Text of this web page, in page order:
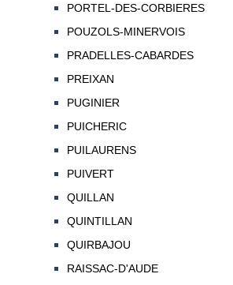
PORTEL-DES-CORBIERES
POUZOLS-MINERVOIS
PRADELLES-CABARDES
PREIXAN
PUGINIER
PUICHERIC
PUILAURENS
PUIVERT
QUILLAN
QUINTILLAN
QUIRBAJOU
RAISSAC-D'AUDE